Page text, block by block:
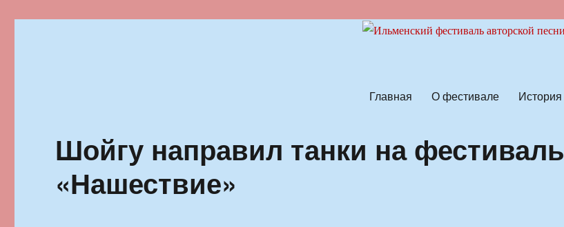
Главная О фестивале История
Шойгу направил танки на фестиваль
«Нашествие»